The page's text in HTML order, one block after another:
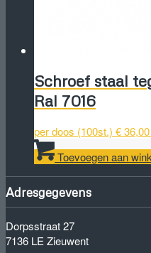
Schroef staal
Ral 7016
per doos (100st.) €36,00
Toevoegen aan
Adresgegevens
Dorpsstraat 27
7136 LE Zieuwent